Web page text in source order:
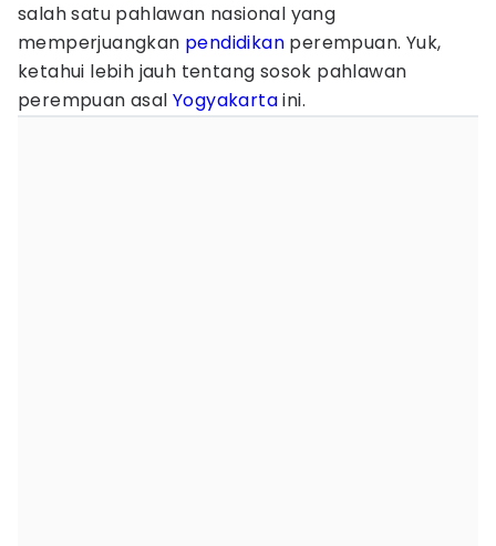
salah satu pahlawan nasional yang
memperjuangkan pendidikan perempuan. Yuk,
ketahui lebih jauh tentang sosok pahlawan
perempuan asal Yogyakartaini.